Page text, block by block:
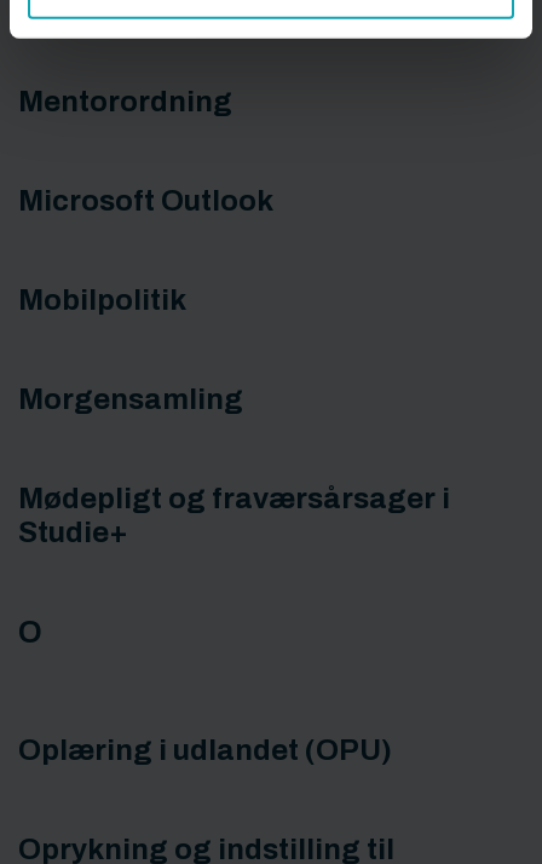
Mentorordning
Microsoft Outlook
Mobilpolitik
Morgensamling
Mødepligt og fraværsårsager i
Studie+
O
Oplæring i udlandet (OPU)
Oprykning og indstilling til